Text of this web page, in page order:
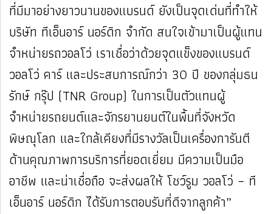
ที่มีมาอย่างยาวนานของแบรนด์ ยังเป็นจุดเด่นที่ทำให้
บริษัท ทีเอ็นอาร์ นอร์ดิก จำกัด สนใจเข้ามาเป็นผู้แทน
จำหน่ายรถวอลโว่ เราเชื่อว่าด้วยจุดแข็งของแบรนด์
วอลโว่ คาร์ และประสบการณ์กว่า 30 ปี ของกลุ่มธน
รักษ์ กรุ๊ป (TNR Group) ในการเป็นตัวแทนผู้
จำหน่ายรถยนต์และจักรยานยนต์ในพื้นที่จังหวัด
พิษณุโลก และใกล้เคียงที่มีรางวัลเป็นเครื่องการันตี
ด้านคุณภาพการบริการที่ยอดเยี่ยม มีความเป็นมือ
อาชีพ และน่าเชื่อถือ จะส่งผลให้ โชว์รูม วอลโว่ – ที
เอ็นอาร์ นอร์ดิก ได้รับการตอบรับที่ดีจากลูกค้า”